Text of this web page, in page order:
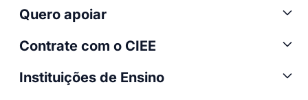
Quero apoiar
Contrate com o CIEE
Instituições de Ensino